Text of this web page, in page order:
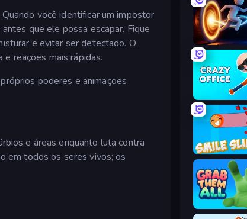
você identificar um impostor
que ele possa escapar. Fique
e evitar ser detectado. O
e reações mais rápidas.
poderes e animações
e áreas enquanto luta contra
em todos os seres vivos; os
Portal Escape
Smile Slime
Grab Them All